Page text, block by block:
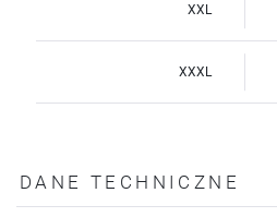
XXL
XXXL
DANE TECHNICZNE